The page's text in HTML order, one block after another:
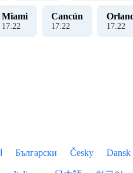
Miami
17:22
Cancún
17:22 17:22
Български Česky Dansk